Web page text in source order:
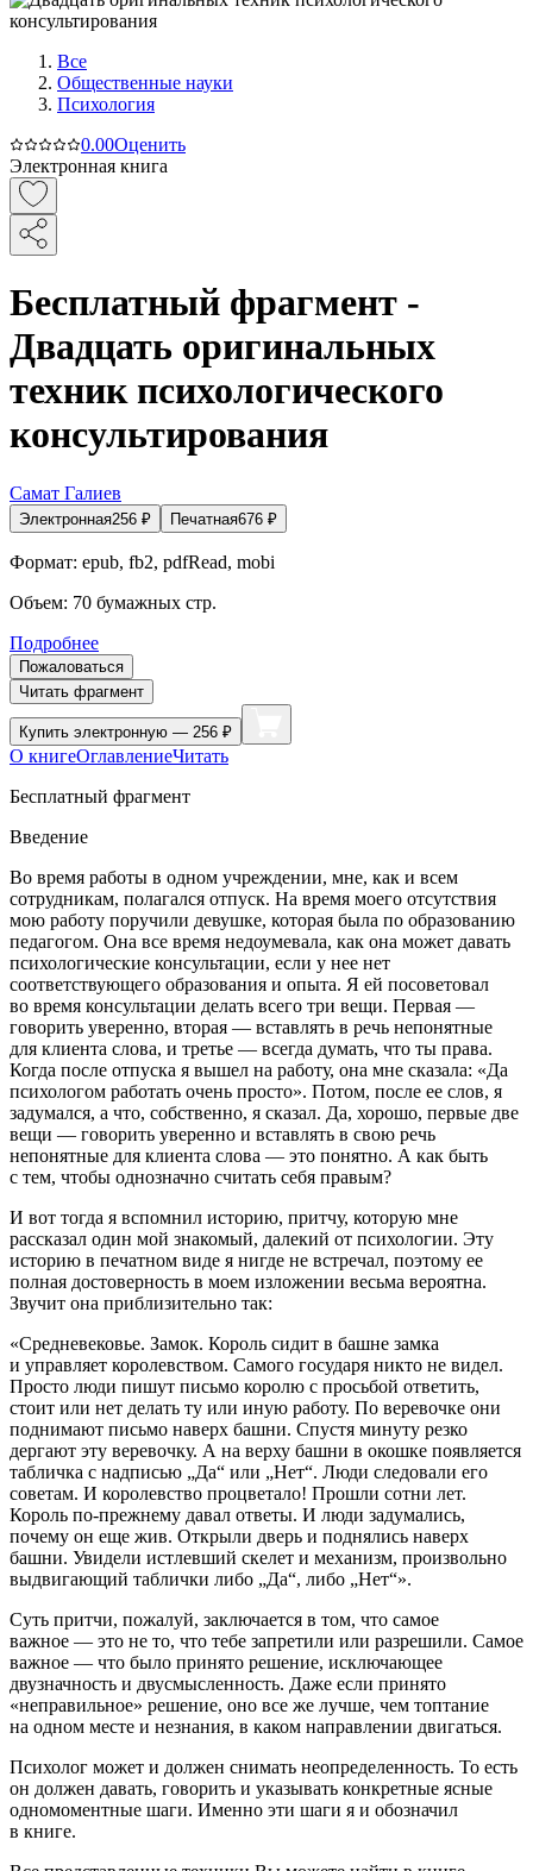
Все
Общественные науки
Психология
0.00Оценить
Электронная книга
Бесплатный фрагмент -
Двадцать оригинальных
техник психологического
консультирования
Самат Галиев
Электронная256 ₽ Печатная676 ₽
Формат: epub, fb2, pdfRead, mobi
Объем: 70 бумажных стр.
Подробнее
Пожаловаться
Читать фрагмент
Купить электронную — 256 ₽
О книгеОглавлениеЧитать
Бесплатный фрагмент
Введение
Во время работы в одном учреждении, мне, как и всем
сотрудникам, полагался отпуск. На время моего отсутствия
мою работу поручили девушке, которая была по образованию
педагогом. Она все время недоумевала, как она может давать
психологические консультации, если у нее нет
соответствующего образования и опыта. Я ей посоветовал
во время консультации делать всего три вещи. Первая —
говорить уверенно, вторая — вставлять в речь непонятные
для клиента слова, и третье — всегда думать, что ты права.
Когда после отпуска я вышел на работу, она мне сказала: «Да
психологом работать очень просто». Потом, после ее слов, я
задумался, а что, собственно, я сказал. Да, хорошо, первые две
вещи — говорить уверенно и вставлять в свою речь
непонятные для клиента слова — это понятно. А как быть
с тем, чтобы однозначно считать себя правым?
И вот тогда я вспомнил историю, притчу, которую мне
рассказал один мой знакомый, далекий от психологии. Эту
историю в печатном виде я нигде не встречал, поэтому ее
полная достоверность в моем изложении весьма вероятна.
Звучит она приблизительно так:
«Средневековье. Замок. Король сидит в башне замка
и управляет королевством. Самого государя никто не видел.
Просто люди пишут письмо королю с просьбой ответить,
стоит или нет делать ту или иную работу. По веревочке они
поднимают письмо наверх башни. Спустя минуту резко
дергают эту веревочку. А на верху башни в окошке появляется
табличка с надписью „Да“ или „Нет“. Люди следовали его
советам. И королевство процветало! Прошли сотни лет.
Король по-прежнему давал ответы. И люди задумались,
почему он еще жив. Открыли дверь и поднялись наверх
башни. Увидели истлевший скелет и механизм, произвольно
выдвигающий таблички либо „Да“, либо „Нет“».
Суть притчи, пожалуй, заключается в том, что самое
важное — это не то, что тебе запретили или разрешили. Самое
важное — что было принято решение, исключающее
двузначность и двусмысленность. Даже если принято
«неправильное» решение, оно все же лучше, чем топтание
на одном месте и незнания, в каком направлении двигаться.
Психолог может и должен снимать неопределенность. То есть
он должен давать, говорить и указывать конкретные ясные
одномоментные шаги. Именно эти шаги я и обозначил
в книге.